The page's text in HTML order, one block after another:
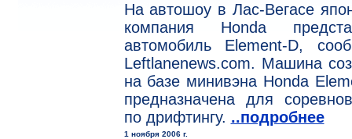
На автошоу в Лас-Вегасе
компания Honda
автомобиль Element-D,
Leftlanenews.com. Машина
на базе минивэна Honda
предназначена для
по дрифтингу. ..подробнее
1 ноября 2006 г.